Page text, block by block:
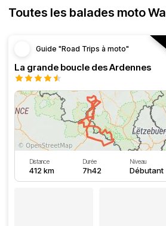
Toutes les balades moto
Guide "Road Trips à moto"
La grande boucle des Ardennes
Distance
412 km
Durée
7h42
Niveau
Débutant